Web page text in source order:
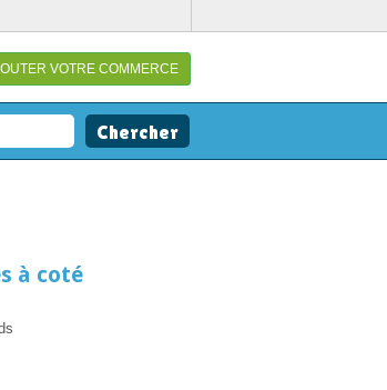
VOTRE COMMERCE
à coté